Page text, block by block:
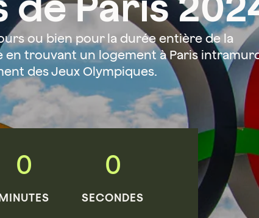
ou bien pour la durée entière de la
trouvant un logement à Paris
des Jeux Olympiques.
0 0
SECONDES